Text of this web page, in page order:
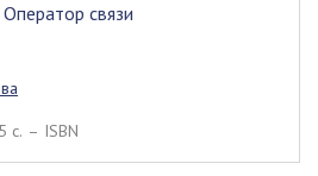
связи
c. – ISBN